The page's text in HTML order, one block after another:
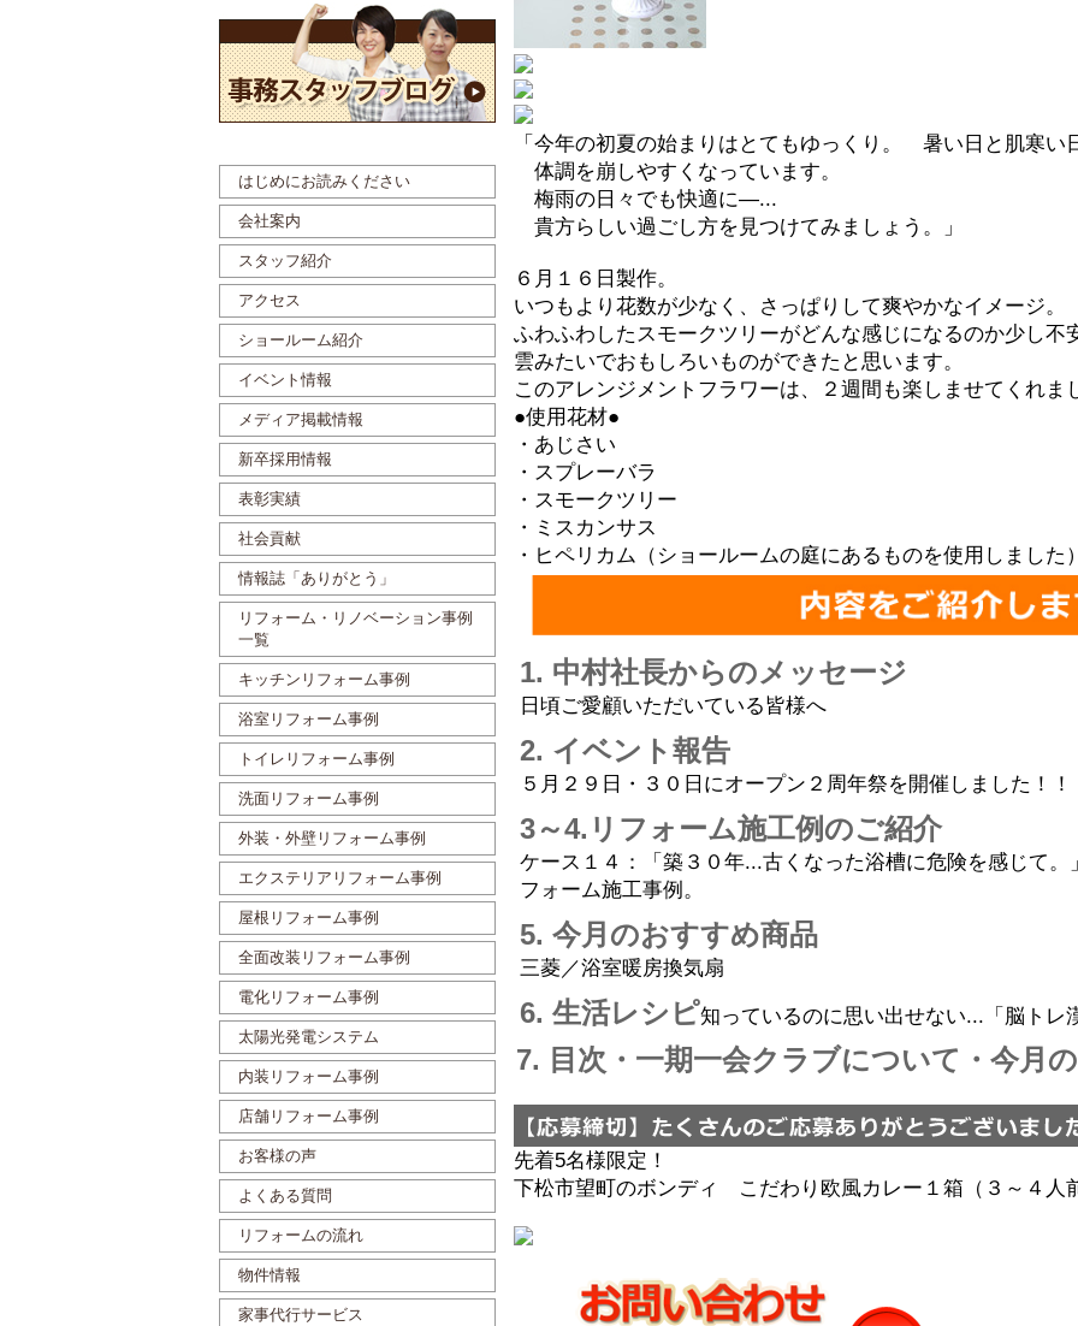
「今年の初夏の始まりはとてもゆっくり。 暑い日と肌寒い
体調を崩しやすくなっています。
梅雨の日々でも快適に―...
貴方らしい過ごし方を見つけてみましょう。」
６月１６日製作。
いつもより花数が少なく、さっぱりして爽やかなイメージ。
ふわふわしたスモークツリーがどんな感じになるのか少し不
雲みたいでおもしろいものができたと思います。
このアレンジメントフラワーは、２週間も楽しませてくれま
●使用花材●
・あじさい
・スプレーバラ
・スモークツリー
・ミスカンサス
・ヒペリカム（ショールームの庭にあるものを使用しました
1. 中村社長からのメッセージ
日頃ご愛顧いただいている皆様へ
2. イベント報告
５月２９日・３０日にオープン２周年祭を開催しました！！
3～4.リフォーム施工例のご紹介
ケース１４：「築３０年...古くなった浴槽に危険を感じて
フォーム施工事例。
5. 今月のおすすめ商品
三菱／浴室暖房換気扇
6. 生活レシピ知っているのに思い出せない...「脳トレ
7. 目次・一期一会クラブについて・今月
先着5名様限定！
下松市望町のボンディ こだわり欧風カレー１箱（３～４人
はじめにお読みください
会社案内
スタッフ紹介
アクセス
ショールーム紹介
イベント情報
メディア掲載情報
新卒採用情報
表彰実績
社会貢献
情報誌「ありがとう」
リフォーム・リノベーション事例
一覧
キッチンリフォーム事例
浴室リフォーム事例
トイレリフォーム事例
洗面リフォーム事例
外装・外壁リフォーム事例
エクステリアリフォーム事例
屋根リフォーム事例
全面改装リフォーム事例
電化リフォーム事例
太陽光発電システム
内装リフォーム事例
店舗リフォーム事例
お客様の声
よくある質問
リフォームの流れ
物件情報
家事代行サービス